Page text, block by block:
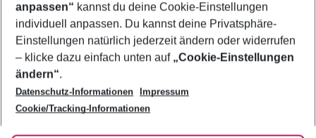
Footer
Footer navigation
Über uns
AGB
Bestpreisgarantie
Cookie-Einstellungen ändern
Cookie-Richtlinie
Agenturbetreuung
Barrierefreies Reisen
Folge uns
anpassen“ kannst du deine Cookie-Einstellungen
individuell anpassen. Du kannst deine Privatsphäre-
Einstellungen natürlich jederzeit ändern oder widerrufen
– klicke dazu einfach unten auf „Cookie-Einstellungen
ändern“.
Datenschutz-Informationen
Impressum
Cookie/Tracking-Informationen